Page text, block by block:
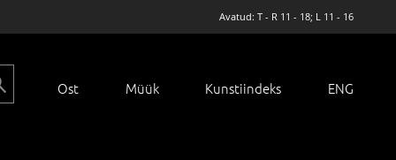
Avatud: T - R 11 - 18; L 11 - 16
Ost Müük Kunstiindeks ENG